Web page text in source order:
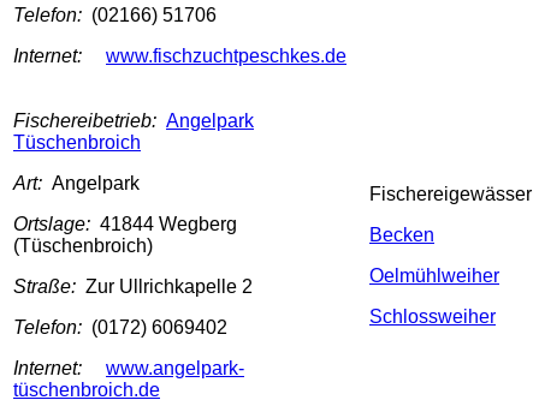
Telefon: (02166) 51706
Internet:
www.fischzuchtpeschkes.de
Fischereibetrieb: Angelpark
Tüschenbroich
Art: Angelpark
Ortslage: 41844 Wegberg
(Tüschenbroich)
Straße: Zur Ullrichkapelle 2
Telefon: (0172) 6069402
Internet:
www.angelpark-
tüschenbroich.de
Fischereigewässer
Becken
Oelmühlweiher
Schlossweiher